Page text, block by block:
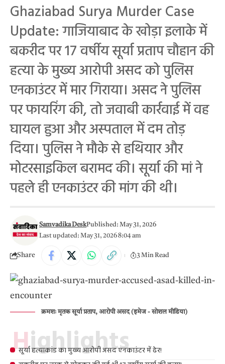
Ghaziabad Surya Murder Case
Update: गाजियाबाद के खोड़ा इलाके में
बकरीद पर 17 वर्षीय सूर्या प्रताप चौहान की
हत्या के मुख्य आरोपी असद को पुलिस
एनकाउंटर में मार गिराया। असद ने पुलिस
पर फायरिंग की, तो जवाबी कार्रवाई में वह
घायल हुआ और अस्पताल में दम तोड़
दिया। पुलिस ने मौके से हथियार और
मोटरसाइकिल बरामद की। सूर्या की मां ने
पहले ही एनकाउंटर की मांग की थी।
Last updated: May 31, 2026 8:04 am
Samvadika DeskPublished: May 31, 2026
Share 3 Min Read
क्रमशः मृतक सूर्या प्रताप, आरोपी असद (इमेज - सोशल मीडिया)
Highlights
सूर्या हत्याकांड का मुख्य आरोपी असद एनकाउंटर में ढेर!